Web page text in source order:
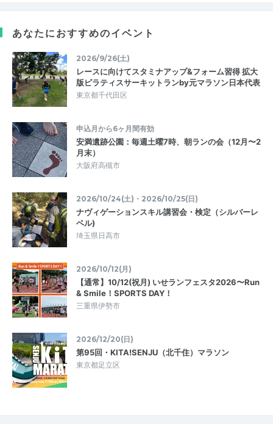
あなたにおすすめのイベント
2026/9/26(土)
レースに向けてスタミナアップ&フォーム習得 拡大
版ピラティスサーキットランby元マラソン日本代表
東京都千代田区
申込月から6ヶ月間有効
安満遺跡公園：毎週土曜7時、朝ランの会（12月〜2
月末）
大阪府高槻市
2026/10/24(土)・2026/10/25(日)
ナヴィゲーションスキル講習会・検定（シルバーレ
ベル)
埼玉県日高市
2026/10/12(月)
【通常】10/12(祝月) いせランフェスタ2026〜Run
& Smile！SPORTS DAY！
三重県伊勢市
2026/12/20(日)
第95回・KITA!SENJU（北千住）マラソン
東京都足立区